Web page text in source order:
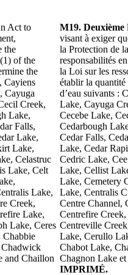
Act to
the
of the
the
Cayiens
Cayuga
Creek,
Lake,
Falls,
Lake,
Lake,
Celastruc
Lake, Celt
Lake,
Creek,
Lake,
Lake, Ceres
Chabbie
and Chaillon
M19. Deuxième
visant à exiger
la Protection de
responsabilités
la Loi sur les
établir la quantité
d’eau suivants :
Lake, Cayuga
Cecebe Lake,
Cedarbough
Cedar Falls,
Lake, Cedar
Cedric Lake,
Lake, Cellist
Lake, Cemetery
Lake, Centralis
Centre Channel,
Centrefire
Centreville
Lake, Cerullo
Chabot Lake,
Chagnon Lake
IMPRIMÉ.